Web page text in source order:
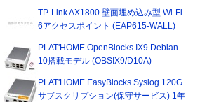
TP-Link AX1800 壁面埋め込み型 Wi-Fi
6アクセスポイント (EAP615-WALL)
PLAT'HOME OpenBlocks IX9 Debian
10搭載モデル (OBSIX9/D10A)
PLAT'HOME EasyBlocks Syslog 120G
サブスクリプション(保守サービス) 1年